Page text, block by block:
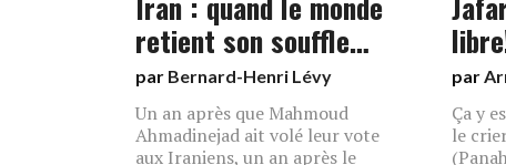
retient son souffle…
par Bernard-Henri Lévy
Un an après que Mahmoud
Ahmadinejad ait volé leur vote
aux Iraniens, un an après le
par
Ça y
le